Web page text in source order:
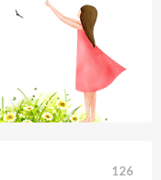
126